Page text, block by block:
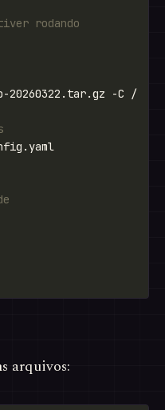
rodando
arquivos: